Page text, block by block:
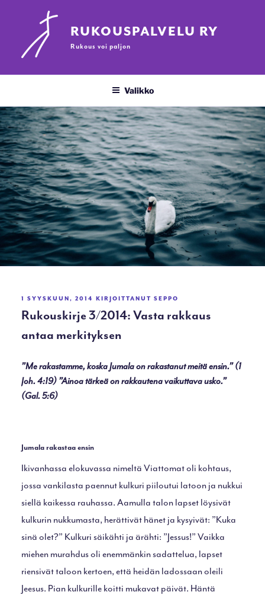
RUKOUSPALVELU RY
Rukous voi paljon
Valikko
JULKAISTU
1 SYYSKUUN, 2014 KIRJOITTANUT SEPPO
Rukouskirje 3/2014: Vasta rakkaus
antaa merkityksen
”Me rakastamme, koska Jumala on rakastanut meitä ensin.” (1
Joh. 4:19) ”Ainoa tärkeä on rakkautena vaikuttava usko.”
(Gal. 5:6)
Jumala rakastaa ensin
Ikivanhassa elokuvassa nimeltä Viattomat oli kohtaus,
jossa vankilasta paennut kulkuri piiloutui latoon ja nukkui
siellä kaikessa rauhassa. Aamulla talon lapset löysivät
kulkurin nukkumasta, herättivät hänet ja kysyivät: ”Kuka
sinä olet?” Kulkuri säikähti ja ärähti: ”Jessus!” Vaikka
miehen murahdus oli enemmänkin sadattelua, lapset
riensivät taloon kertoen, että heidän ladossaan oleili
Jeesus. Pian kulkurille koitti mukavat päivät. Häntä